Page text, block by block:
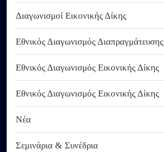
Διαγωνισμοί Εικονικής Δίκης
Εθνικός Διαγωνισμός Διαπραγμάτευσης
Εθνικός Διαγωνισμός Εικονικής Δίκης
Εθνικός Διαγωνισμός Εικονικής Δίκης
Νέα
Σεμινάρια & Συνέδρια